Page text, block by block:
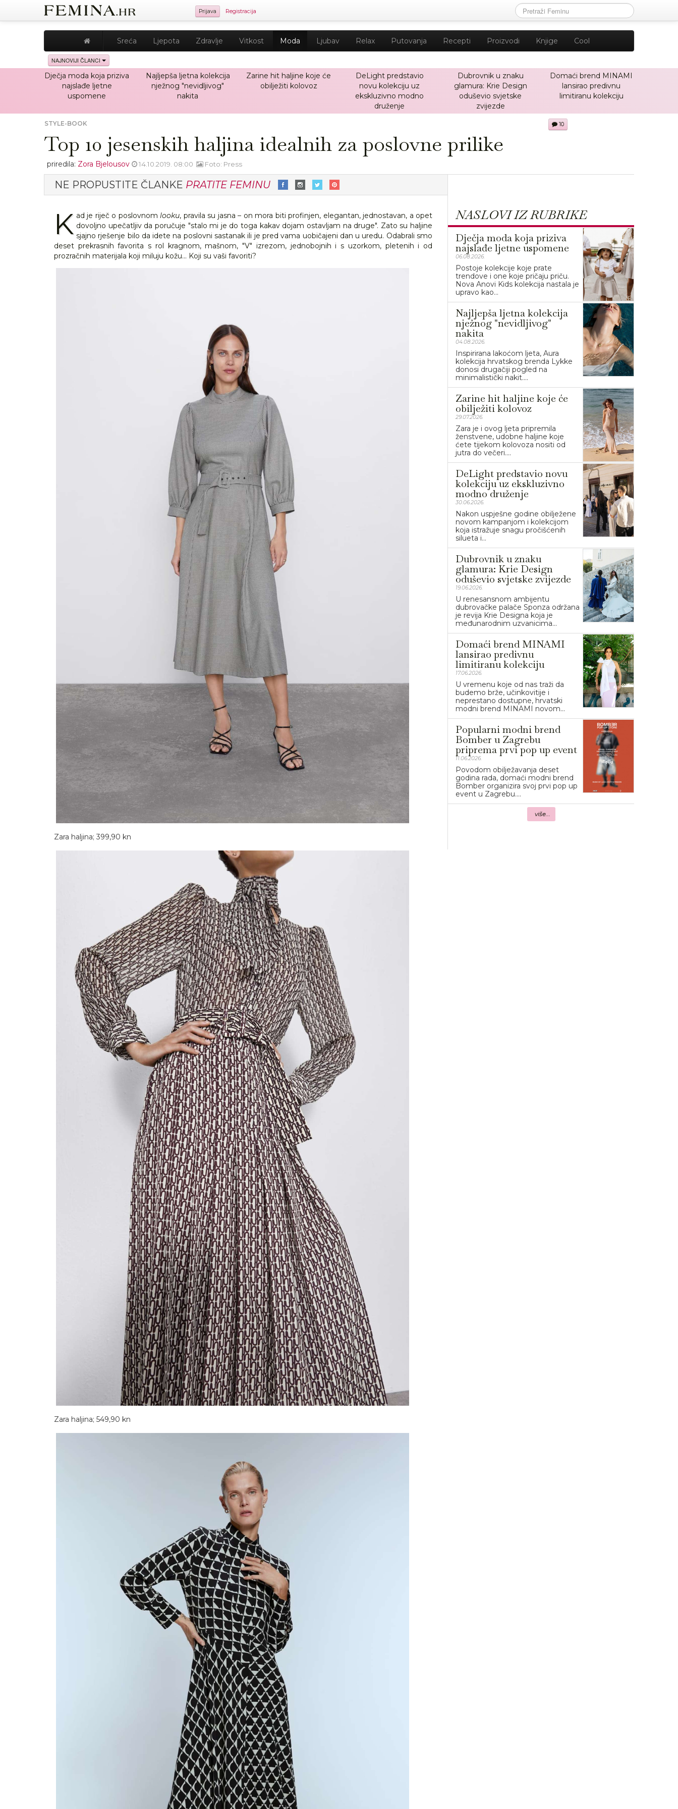
Prijava Registracija
Sreća Ljepota Zdravlje Vitkost Moda Ljubav Relax Putovanja Recepti Proizvodi Knjige Cool
NAJNOVIJI ČLANCI
Dječja moda koja priziva
najslađe ljetne
uspomene
Najljepša ljetna kolekcija
nježnog "nevidljivog"
nakita
Zarine hit haljine koje će
obilježiti kolovoz
DeLight predstavio
novu kolekciju uz
ekskluzivno modno
druženje
Dubrovnik u znaku
glamura: Krie Design
oduševio svjetske
zvijezde
Domaći brend MINAMI
lansirao predivnu
limitiranu kolekciju
STYLE-BOOK
Top 10 jesenskih haljina idealnih za poslovne prilike
10
priredila: Zora Bjelousov 14.10.2019. 08:00 Foto: Press
NE PROPUSTITE ČLANKE PRATITE FEMINU
K ad je riječ o poslovnomlooku, pravila su jasna – on mora biti profinjen, elegantan, jednostavan, a opet
dovoljno upečatljiv da poručuje "stalo mi je do toga kakav dojam ostavljam na druge". Zato su haljine
sjajno rješenje bilo da idete na poslovni sastanak ili je pred vama uobičajeni dan u uredu. Odabrali smo
deset prekrasnih favorita s rol kragnom, mašnom, "V" izrezom, jednobojnih i s uzorkom, pletenih i od
prozračnih materijala koji miluju kožu... Koji su vaši favoriti?
Zara haljina; 399,90 kn
Zara haljina; 549,90 kn
NASLOVI IZ RUBRIKE
Dječja moda koja priziva
najslađe ljetne uspomene
06.08.2026.
Postoje kolekcije koje prate
trendove i one koje pričaju priču.
Nova Anovi Kids kolekcija nastala je
upravo kao...
Najljepša ljetna kolekcija
nježnog "nevidljivog"
nakita
04.08.2026.
Inspirirana lakoćom ljeta, Aura
kolekcija hrvatskog brenda Lykke
donosi drugačiji pogled na
minimalistički nakit....
Zarine hit haljine koje će
obilježiti kolovoz
29.07.2026.
Zara je i ovog ljeta pripremila
ženstvene, udobne haljine koje
ćete tijekom kolovoza nositi od
jutra do večeri....
DeLight predstavio novu
kolekciju uz ekskluzivno
modno druženje
30.06.2026.
Nakon uspješne godine obilježene
novom kampanjom i kolekcijom
koja istražuje snagu pročišćenih
silueta i...
Dubrovnik u znaku
glamura: Krie Design
oduševio svjetske zvijezde
19.06.2026.
U renesansnom ambijentu
dubrovačke palače Sponza održana
je revija Krie Designa koja je
međunarodnim uzvanicima...
Domaći brend MINAMI
lansirao predivnu
limitiranu kolekciju
17.06.2026.
U vremenu koje od nas traži da
budemo brže, učinkovitije i
neprestano dostupne, hrvatski
modni brend MINAMI novom...
Popularni modni brend
Bomber u Zagrebu
priprema prvi pop up event
11.06.2026.
Povodom obilježavanja deset
godina rada, domaći modni brend
Bomber organizira svoj prvi pop up
event u Zagrebu....
više...